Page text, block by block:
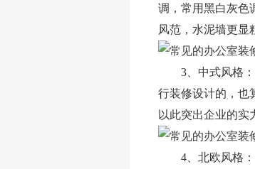
调，常用黑白灰色
风范，水泥墙更显
3、中式风格：
行装修设计的，也
以此突出企业的实
4、北欧风格：